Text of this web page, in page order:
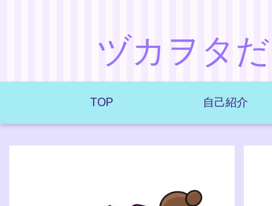
ヅカヲタ
TOP 自己紹介